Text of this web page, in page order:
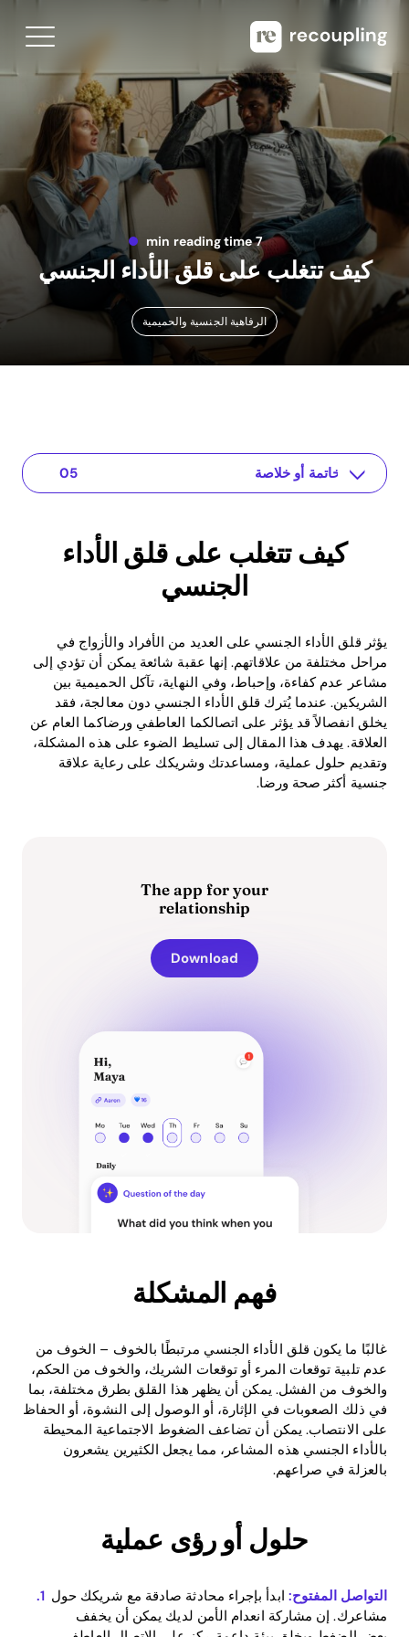
7 min reading time
كيف تتغلب على قلق الأداء الجنسي
الرفاهية الجنسية والحميمية
كيف تتغلب على قلق الأداء الجنسي
The app for your relationship
فهم المشكلة
حلول أو رؤى عملية
خاتمة أو خلاصة
كيف تتغلب على قلق الأداء
الجنسي
يؤثر قلق الأداء الجنسي على العديد من الأفراد والأزواج في
مراحل مختلفة من علاقاتهم. إنها عقبة شائعة يمكن أن تؤدي إلى
مشاعر عدم كفاءة، وإحباط، وفي النهاية، تآكل الحميمية بين
الشريكين. عندما يُترك قلق الأداء الجنسي دون معالجة، فقد
يخلق انفصالاً قد يؤثر على اتصالكما العاطفي ورضاكما العام عن
العلاقة. يهدف هذا المقال إلى تسليط الضوء على هذه المشكلة،
وتقديم حلول عملية، ومساعدتك وشريكك على رعاية علاقة
جنسية أكثر صحة ورضا.
The app for your
relationship
Download
فهم المشكلة
غالبًا ما يكون قلق الأداء الجنسي مرتبطًا بالخوف – الخوف من
عدم تلبية توقعات المرء أو توقعات الشريك، والخوف من الحكم،
والخوف من الفشل. يمكن أن يظهر هذا القلق بطرق مختلفة، بما
في ذلك الصعوبات في الإثارة، أو الوصول إلى النشوة، أو الحفاظ
على الانتصاب. يمكن أن تضاعف الضغوط الاجتماعية المحيطة
بالأداء الجنسي هذه المشاعر، مما يجعل الكثيرين يشعرون
بالعزلة في صراعهم.
حلول أو رؤى عملية
التواصل المفتوح: ابدأ بإجراء محادثة صادقة مع شريكك حول
مشاعرك. إن مشاركة انعدام الأمن لديك يمكن أن يخفف